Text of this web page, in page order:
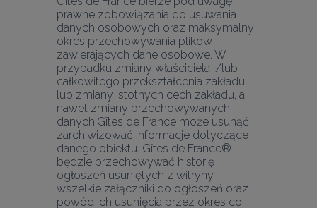
prawne zobowiązania do usuwania
danych osobowych oraz maksymalny
okres przechowywania plików
zawierających dane osobowe. W
przypadku zmiany właściciela i/lub
całkowitego przekształcenia zakładu,
lub zmiany istotnych cech zakładu, a
nawet zmiany przechowywanych
danych;Gîtes de France może usunąć i
zarchiwizować informacje dotyczące
danego obiektu. Gîtes de France®
będzie przechowywać historię
ogłoszeń usuniętych z witryny,
wszelkie załączniki do ogłoszeń oraz
powód ich usunięcia przez okres co